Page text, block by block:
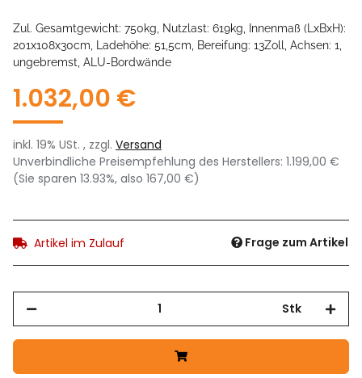
Zul. Gesamtgewicht: 750kg, Nutzlast: 619kg, Innenmaß (LxBxH):
201x108x30cm, Ladehöhe: 51,5cm, Bereifung: 13Zoll, Achsen: 1,
ungebremst, ALU-Bordwände
1.032,00 €
inkl. 19% USt. , zzgl. Versand
Unverbindliche Preisempfehlung des Herstellers: 1.199,00 €
(Sie sparen 13.93%, also 167,00 €)
Artikel im Zulauf Frage zum Artikel
Stk